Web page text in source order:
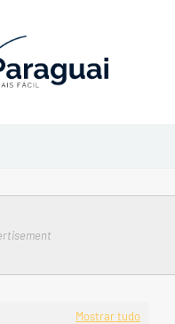
Mostrar tudo